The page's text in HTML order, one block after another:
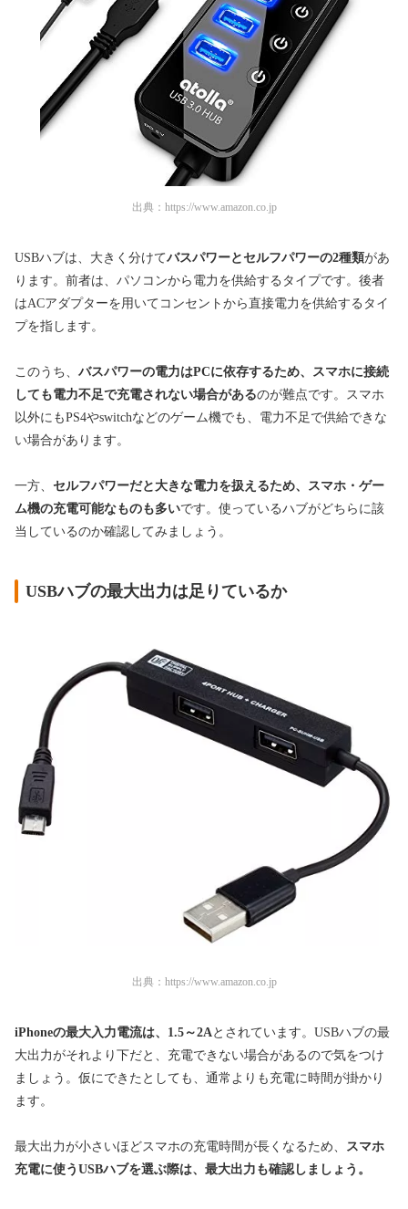
出典： https://www.amazon.co.jp
USBハブは、大きく分けてバスパワーとセルフパワーの2種類があ
ります。前者は、パソコンから電力を供給するタイプです。後者
はACアダプターを用いてコンセントから直接電力を供給するタイ
プを指します。
このうち、 バスパワーの電力はPCに依存するため、スマホに接続
しても電力不足で充電されない場合があるのが難点です。スマホ
以外にもPS4やswitchなどのゲーム機でも、電力不足で供給できな
い場合があります。
一方、 セルフパワーだと大きな電力を扱えるため、スマホ・ゲー
ム機の充電可能なものも多いです。使っているハブがどちらに該
当しているのか確認してみましょう。
USBハブの最大出力は足りているか
出典： https://www.amazon.co.jp
iPhoneの最大入力電流は、1.5～2A とされています。USBハブの最
大出力がそれより下だと、充電できない場合があるので気をつけ
ましょう。仮にできたとしても、通常よりも充電に時間が掛かり
ます。
最大出力が小さいほどスマホの充電時間が長くなるため、
スマホ
充電に使うUSBハブを選ぶ際は、最大出力も確認しましょう。